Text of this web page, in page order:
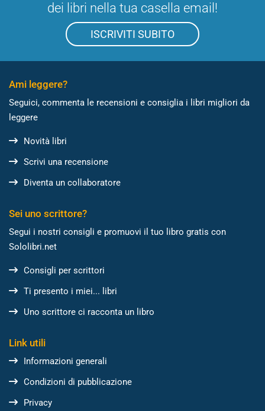
dei libri nella tua casella email!
ISCRIVITI SUBITO
Ami leggere?
Seguici, commenta le recensioni e consiglia i libri migliori da
leggere
Novità libri
Scrivi una recensione
Diventa un collaboratore
Sei uno scrittore?
Segui i nostri consigli e promuovi il tuo libro gratis con
Sololibri.net
Consigli per scrittori
Ti presento i miei... libri
Uno scrittore ci racconta un libro
Link utili
Informazioni generali
Condizioni di pubblicazione
Privacy